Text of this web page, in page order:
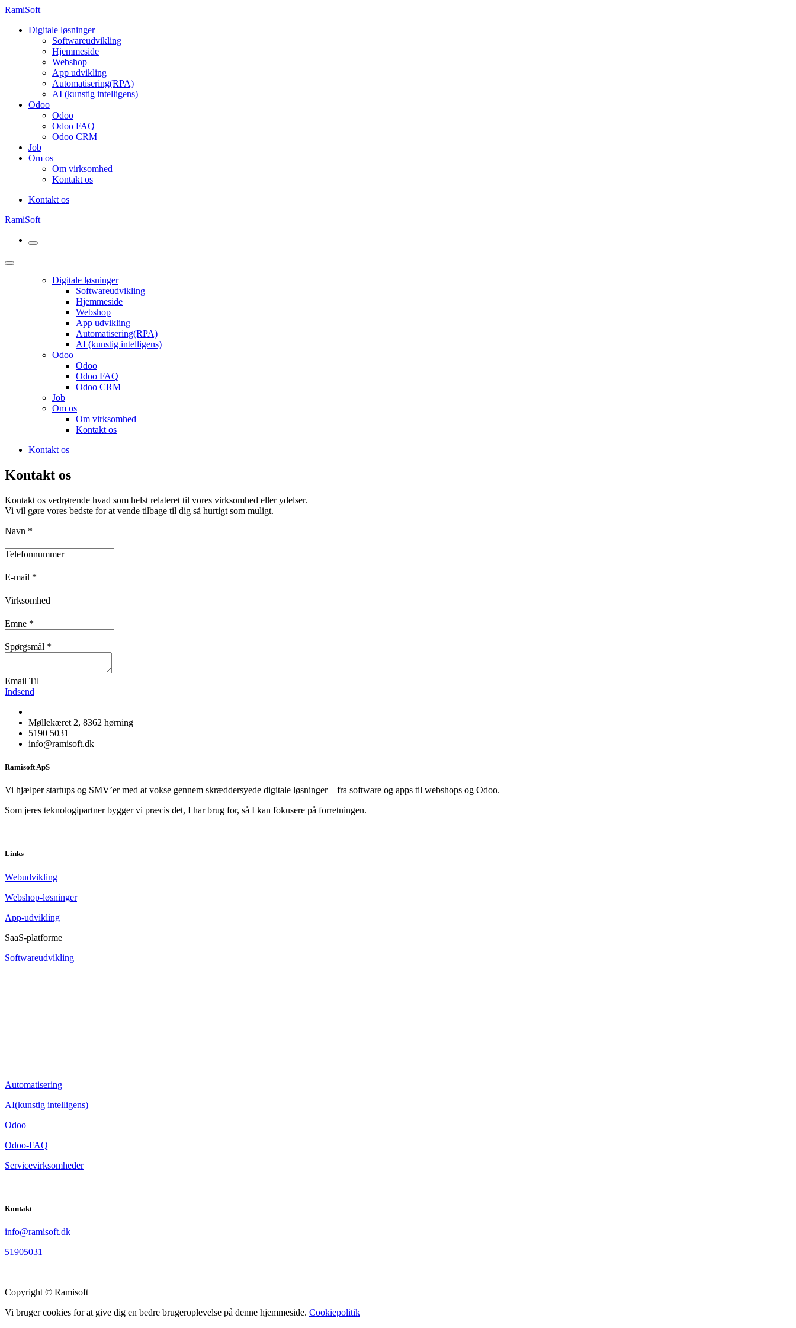
RamiSoft
Digitale løsninger
Softwareudvikling
Hjemmeside
Webshop
App udvikling
Automatisering(RPA)
AI (kunstig intelligens)
Odoo
Odoo
Odoo FAQ
Odoo CRM
Job
Om os
Om virksomhed
Kontakt os
Kontakt os
RamiSoft
Digitale løsninger
Softwareudvikling
Hjemmeside
Webshop
App udvikling
Automatisering(RPA)
AI (kunstig intelligens)
Odoo
Odoo
Odoo FAQ
Odoo CRM
Job
Om os
Om virksomhed
Kontakt os
Kontakt os
Kontakt os
Kontakt os vedrørende hvad som helst relateret til vores virksomhed eller ydelser.
Vi vil gøre vores bedste for at vende tilbage til dig så hurtigt som muligt.
Navn *
Telefonnummer
E-mail *
Virksomhed
Emne *
Spørgsmål *
Email Til
Indsend
Møllekæret 2, 8362 hørning
5190 5031
info@ramisoft.dk
Ramisoft ApS ​
Vi hjælper startups og SMV’er med at vokse gennem skræddersyede digitale løsninger – fra software og apps til webshops og Odoo.
Som jeres teknologipartner bygger vi præcis det, I har brug for, så I kan fokusere på forretningen.
Links
Webudvikling
Webshop-løsninger
App-udvikling
SaaS-platforme
Softwareudvikling
Automatisering
AI(kunstig intelligens)
Odoo
Odoo-FAQ
Servicevirksomheder
Kontakt
​info@ramisoft.dk
51905031
Copyright © Ramisoft
Vi bruger cookies for at give dig en bedre brugeroplevelse på denne hjemmeside. Cookiepolitik